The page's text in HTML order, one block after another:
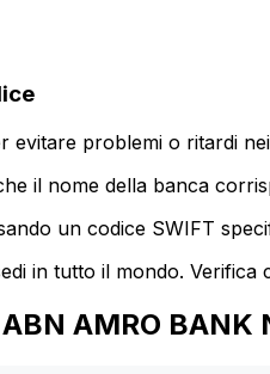
problemi o ritardi
il nome della banca
un codice SWIFT
in tutto il mondo. Verifica
AMRO BANK